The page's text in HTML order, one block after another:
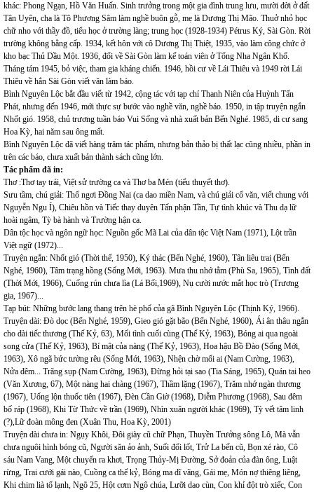
khác: Phong Ngạn, Hồ Văn Huấn. Sinh trưởng trong một gia đình trung lưu, mười đời ở đất
Tân Uyên, cha là Tô Phương Sâm làm nghề buôn gỗ, mẹ là Dương Thị Mão. Thuở nhỏ học
chữ nho với thầy đồ, tiểu học ở trường làng; trung học (1928-1934) Pétrus Ký, Sài Gòn. Rời
trường không bằng cấp. 1934, kết hôn với cô Dương Thị Thiệt, 1935, vào làm công chức ở
kho bạc Thủ Dầu Một. 1936, đổi về Sài Gòn làm kế toán viên ở Tổng Nha Ngân Khố.
Tháng tám 1945, bỏ việc, tham gia kháng chiến. 1946, hồi cư về Lái Thiêu và 1949 rời Lái
Thiêu về hẳn Sài Gòn viết văn làm báo.
Bình Nguyên Lộc bắt đầu viết từ 1942, cộng tác với tạp chí Thanh Niên của Huỳnh Tấn
Phát, nhưng đến 1946, mới thực sự bước vào nghề văn, nghề báo. 1950, in tập truyện ngắn
Nhốt gió. 1958, chủ trương tuần báo Vui Sống và nhà xuất bản Bến Nghé. 1985, di cư sang
Hoa Kỳ, hai năm sau ông mất.
Bình Nguyên Lộc đã viết hàng trăm tác phẩm, nhưng bản thảo bị thất lạc cũng nhiều, phần in
trên các báo, chưa xuất bản thành sách cũng lớn.
Tác phẩm đã in:
Thơ :Thơ tay trái, Việt sử trường ca và Thơ ba Mén (tiểu thuyết thơ).
Sưu tầm, chú giải: Thổ ngơi Đồng Nai (ca dao miền Nam, và chú giải cổ văn, viết chung với
Nguyễn Ngu Í), Chiêu hồn và Tiếc thay duyên Tấn phận Tần, Tự tình khúc và Thu dạ lữ
hoài ngâm, Tỳ bà hành và Trường hận ca.
Dân tộc học và ngôn ngữ học: Nguồn gốc Mã Lai của dân tộc Việt Nam (1971), Lột trần
Việt ngữ (1972)...
Truyện ngắn: Nhốt gió (Thời thế, 1950), Ký thác (Bến Nghé, 1960), Tân liêu trai (Bến
Nghé, 1960), Tâm trạng hồng (Sống Mới, 1963). Mưa thu nhớ tằm (Phù Sa, 1965), Tình đất
(Thời Mới, 1966), Cuống rún chưa lìa (Lá Bối,1969), Nụ cười nước mắt học trò (Trương
gia, 1967)...
Tạp bút: Những bước lang thang trên hè phố của gã Bình Nguyên Lộc (Thịnh Ký, 1966).
Truyện dài: Đò dọc (Bến Nghé, 1959), Gieo gió gặt bão (Bến Nghé, 1960), Ái ân thâu ngắn
cho dài tiếc thương (Thế Kỷ, 63), Mối tình cuối cùng (Thế Kỷ, 1963), Bóng ai qua ngoài
song cửa (Thế Kỷ, 1963), Bí mật của nàng (Thế Kỷ, 1963), Hoa hậu Bồ Đào (Sống Mới,
1963), Xô ngã bức tường rêu (Sống Mới, 1963), Nhện chờ mối ai (Nam Cường, 1963),
Nửa đêm... Trãng sụp (Nam Cường, 1963), Đừng hỏi tại sao (Tia Sáng, 1965), Quán tai heo
(Văn Xương, 67), Một nàng hai chàng (1967), Thầm lặng (1967), Trăm nhớ ngàn thương
(1967), Uống lộn thuốc tiên (1967), Đèn Cần Giờ (1968), Diễm Phương (1968), Sau đêm
bố ráp (1968), Khi Từ Thức về trần (1969), Nhìn xuân người khác (1969), Tỳ vết tâm linh
(?),Lữ đoàn mông đen (Xuân Thu, Hoa Kỳ, 2001)
Truyện dài chưa in: Ngụy Khôi, Đôi giày cũ chữ Phạn, Thuyền Trưởng sông Lô, Mà vẫn
chưa nguôi hình bóng cũ, Người săn ảo ảnh, Suối đổi lốt, Trử La bến cũ, Bọn xé rào, Cô
sáu Nam Vang, Một chuyến ra khơi, Trọng Thủy-Mị Đường, Sở đoản của đàn ông, Luật
rừng, Trai cưới gái nào, Cuồng ca thế kỷ, Bóng ma dĩ vãng, Gái mẹ, Món nợ thiêng liêng,
Khi chim lià tổ lạnh, Ngõ 25, Hột cơm Ngô chúa, Lưỡi dao cùn, Con khỉ đột trò xiếc, Con